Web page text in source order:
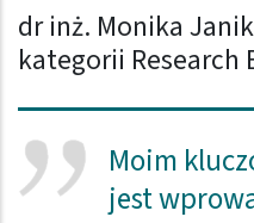
dr inż. Monika
kategorii Research
Moim
jest